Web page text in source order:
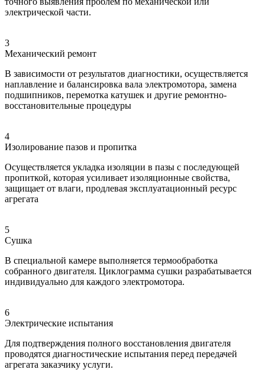
электрической части.
3
Механический ремонт
В зависимости от результатов диагностики, осуществляется
наплавление и балансировка вала электромотора, замена
подшипников, перемотка катушек и другие ремонтно-
восстановительные процедуры
4
Изолирование пазов и пропитка
Осуществляется укладка изоляции в пазы с последующей
пропиткой, которая усиливает изоляционные свойства,
защищает от влаги, продлевая эксплуатационный ресурс
агрегата
5
Сушка
В специальной камере выполняется термообработка
собранного двигателя. Циклограмма сушки разрабатывается
индивидуально для каждого электромотора.
6
Электрические испытания
Для подтверждения полного восстановления двигателя
проводятся диагностические испытания перед передачей
агрегата заказчику услуги.